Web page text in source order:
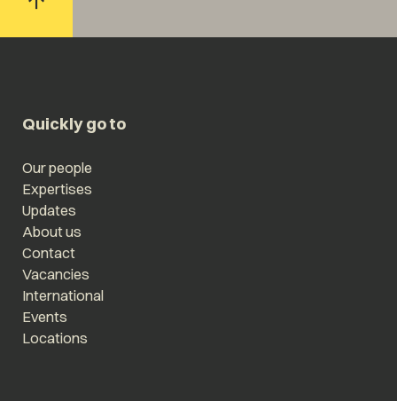
Quickly go to
Our people
Expertises
Updates
About us
Contact
Vacancies
International
Events
Locations